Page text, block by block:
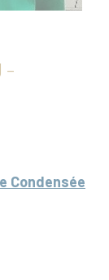
Condensée